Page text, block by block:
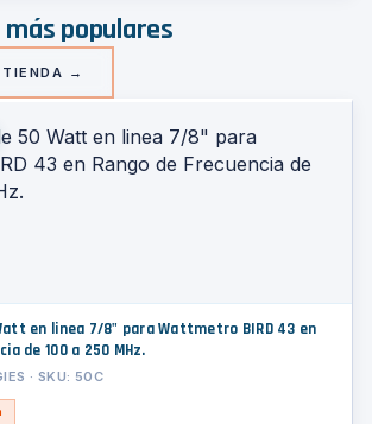
populares
TIENDA →
en linea 7/8" para Wattmetro BIRD 43 en
de 100 a 250 MHz.
· SKU: 50C